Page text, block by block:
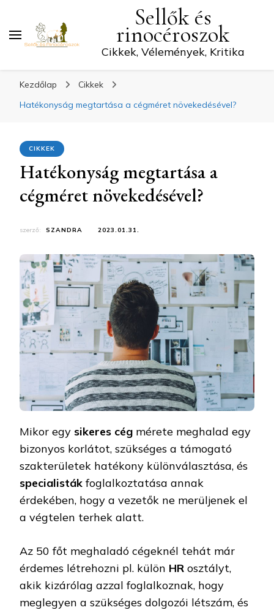
Sellők és
rinocéroszok
Cikkek, Vélemények, Kritika
Kezdőlap
Cikkek
Hatékonyság megtartása a cégméret növekedésével?
CIKKEK
Hatékonyság megtartása a
cégméret növekedésével?
szerző: SZANDRA 2023.01.31.
Mikor egy sikeres cég mérete meghalad egy
bizonyos korlátot, szükséges a támogató
szakterületek hatékony különválasztása, és
specialistákfoglalkoztatása annak
érdekében, hogy a vezetők ne merüljenek el
a végtelen terhek alatt.
Az 50 főt meghaladó cégeknél tehát már
érdemes létrehozni pl. külön HR osztályt,
akik kizárólag azzal foglalkoznak, hogy
meglegyen a szükséges dolgozói létszám, és